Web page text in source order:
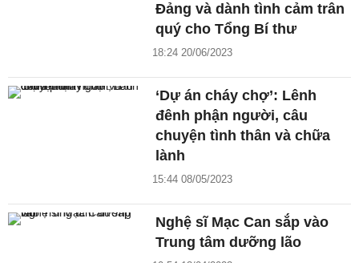
Đảng và dành tình cảm trân
quý cho Tổng Bí thư
18:24 20/06/2023
‘Dự án cháy chợ’: Lênh
đênh phận người, câu
chuyện tình thân và chữa
lành
15:44 08/05/2023
Nghệ sĩ Mạc Can sắp vào
Trung tâm dưỡng lão